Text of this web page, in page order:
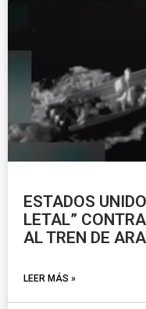
ESTADOS
LETAL”
AL TREN DE
LEER MÁS »